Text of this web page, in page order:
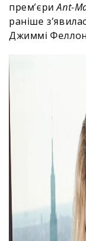
прем’єриAnt-
раніше
Джиммі